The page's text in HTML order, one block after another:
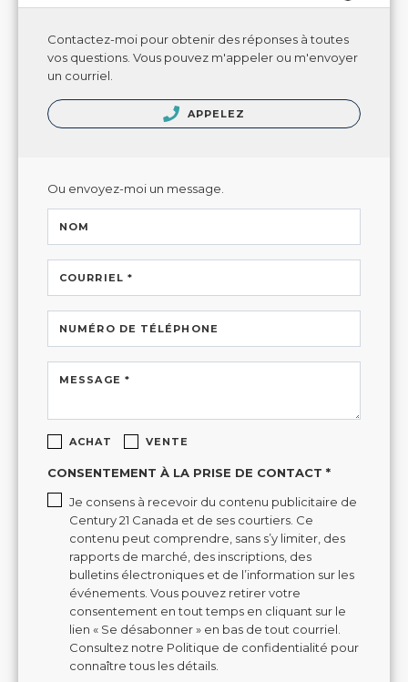
Contactez-moi pour obtenir des réponses à toutes
vos questions. Vous pouvez m'appeler ou m'envoyer
un courriel.
APPELEZ
Ou envoyez-moi un message.
NOM
COURRIEL *
NUMÉRO DE TÉLÉPHONE
MESSAGE *
ACHAT VENTE
CONSENTEMENT À LA PRISE DE CONTACT *
Je consens à recevoir du contenu publicitaire de
Century 21 Canada et de ses courtiers. Ce
contenu peut comprendre, sans s’y limiter, des
rapports de marché, des inscriptions, des
bulletins électroniques et de l’information sur les
événements. Vous pouvez retirer votre
consentement en tout temps en cliquant sur le
lien « Se désabonner » en bas de tout courriel.
Consultez notre Politique de confidentialité pour
connaître tous les détails.